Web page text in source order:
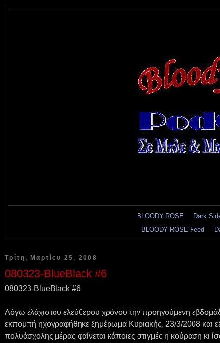
BLOODY ROSE
Dark
BLOODY ROSE Feed
Τρίτη, Μαρτίου 25, 2008
080323-BlueBlack #6
080323-BlueBlack #6
Λόγω ελάχιστου ελεύθερου χρόνου την προηγούμενη
εκπομπή ηχογραφήθηκε ξημέρωμα Κυριακής, 23/3/2008 και
πολυάσχολης μέρας φαίνεται κάποιες στιγμές η κούραση κι